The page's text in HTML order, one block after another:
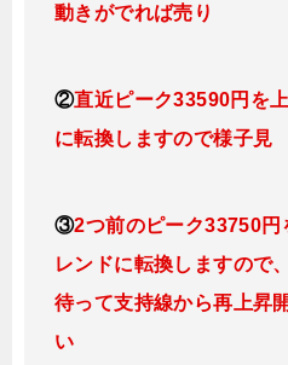
動きがでれば売り
②直近ピーク33590円を
に転換しますので様子見
③2つ前のピーク33750円
レンドに転換しますので
待って支持線から再上昇
い